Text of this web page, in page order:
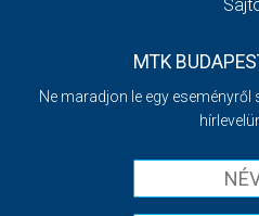
MTK
Ne maradjon le egy